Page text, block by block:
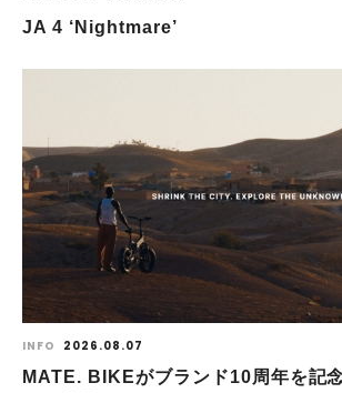
JA 4 ‘Nightmare’
INFO 2026.08.07
MATE. BIKEがブランド10周年を記